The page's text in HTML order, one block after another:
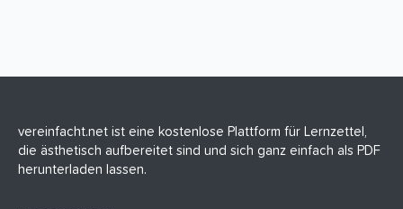
vereinfacht.net ist eine kostenlose Plattform für Lernzettel,
die ästhetisch aufbereitet sind und sich ganz einfach als PDF
herunterladen lassen.